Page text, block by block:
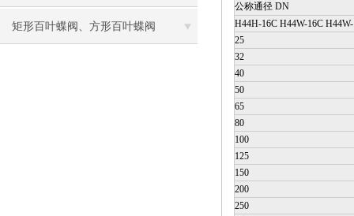
矩形百叶蝶阀、方形百叶蝶阀
公称通径 DN
H44H-16C H44W-16C
25
32
40
50
65
80
100
125
150
200
250